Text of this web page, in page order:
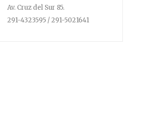
Av. Cruz del Sur 85.
291-4323595 / 291-5021641